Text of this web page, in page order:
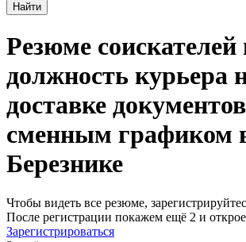
Найти
Резюме соискателей
должность курьера
доставке
сменным графиком
Березнике
Чтобы видеть все резюме,
После регистрации покажем ещё 2 и
Зарегистрироваться